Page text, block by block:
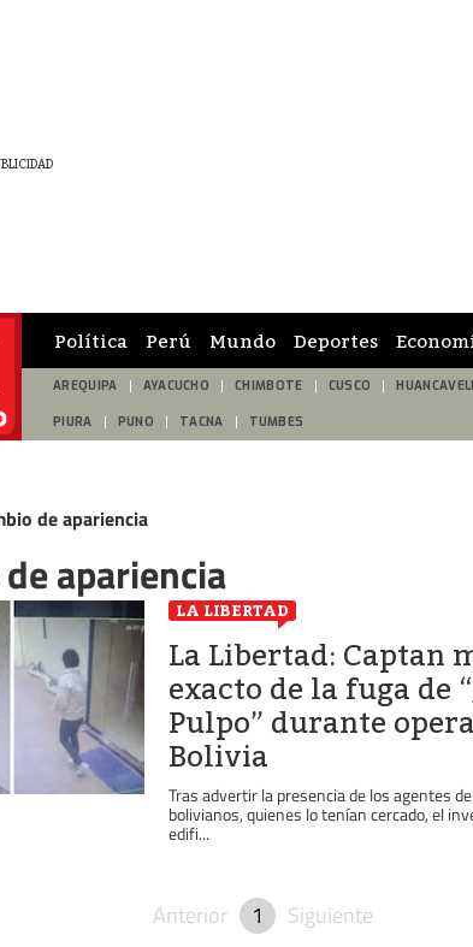
Política Perú Mundo Deportes
AREQUIPA AYACUCHO CHIMBOTE CUSCO
PIURA PUNO TACNA TUMBES
de apariencia
apariencia
LA LIBERTAD
La Libertad: Captan
exacto de la fuga de
Pulpo” durante
Bolivia
Tras advertir la presencia de los agentes
bolivianos, quienes lo tenían cercado, el
edifi...
Anterior 1 Siguiente